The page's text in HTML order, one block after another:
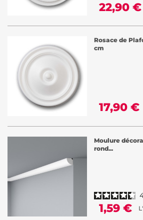
22,90 €
Rosace de
cm
17,90 €
Moulure
rond...
1,59 €